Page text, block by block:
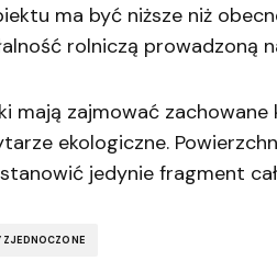
ma być niższe niż
rolniczą prowadzoną
mają zajmować
ekologiczne.
jedynie fragment
ZJEDNOCZONE